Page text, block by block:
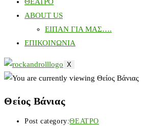
ABOUT US
ΕΙΠΑΝ ΓΙΑ ΜΑΣ….
ΕΠΙΚΟΙΝΩΝΙΑ
X
Θείος Βάνιας
Post category:ΘΕΑΤΡΟ